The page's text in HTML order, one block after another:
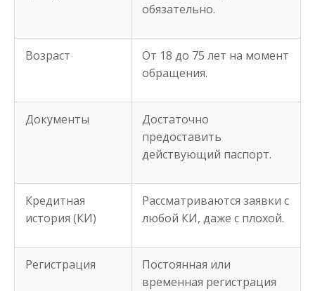
обязательно.
Возраст
От 18 до 75 лет на момент
обращения.
Документы
Достаточно
предоставить
действующий паспорт.
Кредитная
история (КИ)
Рассматриваются заявки с
любой КИ, даже с плохой.
Регистрация
Постоянная или
временная регистрация